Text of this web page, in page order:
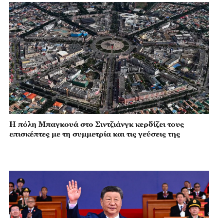
Η πόλη Μπαγκουά στο Σιντζιάνγκ κερδίζει τους
επισκέπτες με τη συμμετρία και τις γεύσεις της